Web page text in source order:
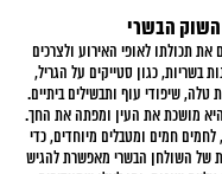
הבשרי
תכולתו לאופי האירוע ולצרכים
בשריות, כגון סטייקים על הגריל,
שיפודי עוף ותבשילים ביתיים.
מושכת את העין ומפתה את החך.
חמים ומטבלים מיוחדים, כדי
של השולחן הבשרי מאפשרת להגיש